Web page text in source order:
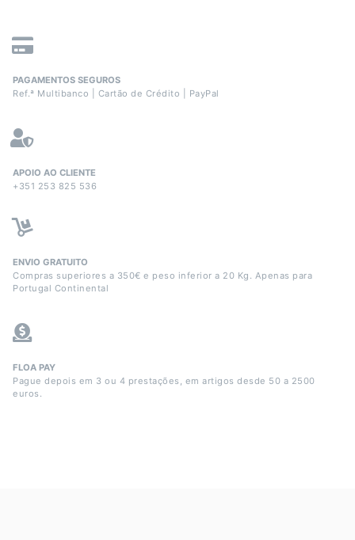
PAGAMENTOS SEGUROS
Ref.ª Multibanco | Cartão de Crédito | PayPal
APOIO AO CLIENTE
+351 253 825 536
ENVIO GRATUITO
Compras superiores a 350€ e peso inferior a 20 Kg. Apenas para
Portugal Continental
FLOA PAY
Pague depois em 3 ou 4 prestações, em artigos desde 50 a 2500
euros.